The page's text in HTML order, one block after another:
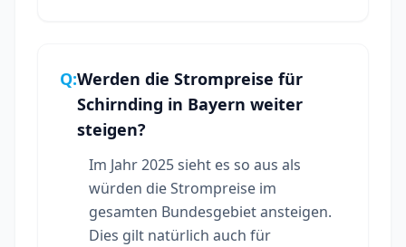
Q:Werden die Strompreise für
Schirnding in Bayern weiter
steigen?
Im Jahr 2025 sieht es so aus als
würden die Strompreise im
gesamten Bundesgebiet ansteigen.
Dies gilt natürlich auch für